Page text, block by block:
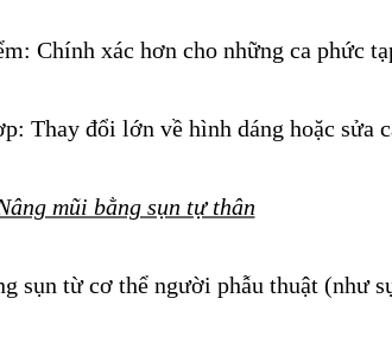
Chính xác hơn cho những ca phức
Thay đổi lớn về hình dáng hoặc sửa
mũi bằng sụn tự thân
sụn từ cơ thể người phẫu thuật (như